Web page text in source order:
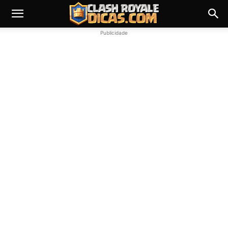
Publicidade